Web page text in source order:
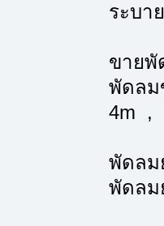
ระบา
ขายพั
พัดล
4m ,
พัดลม
พัดลม